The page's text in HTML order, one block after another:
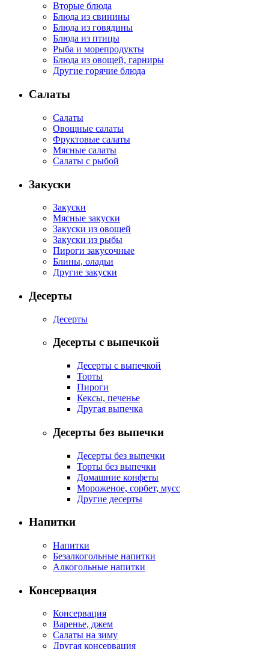
Вторые блюда
Блюда из свинины
Блюда из говядины
Блюда из птицы
Рыба и морепродукты
Блюда из овощей, гарниры
Другие горячие блюда
Салаты
Салаты
Овощные салаты
Фруктовые салаты
Мясные салаты
Салаты с рыбой
Закуски
Закуски
Мясные закуски
Закуски из овощей
Закуски из рыбы
Пироги закусочные
Блины, оладьи
Другие закуски
Десерты
Десерты
Десерты с выпечкой
Десерты с выпечкой
Торты
Пироги
Кексы, печенье
Другая выпечка
Десерты без выпечки
Десерты без выпечки
Торты без выпечки
Домашние конфеты
Мороженое, сорбет, мусс
Другие десерты
Напитки
Напитки
Безалкогольные напитки
Алкогольные напитки
Консервация
Консервация
Варенье, джем
Салаты на зиму
Другая консервация